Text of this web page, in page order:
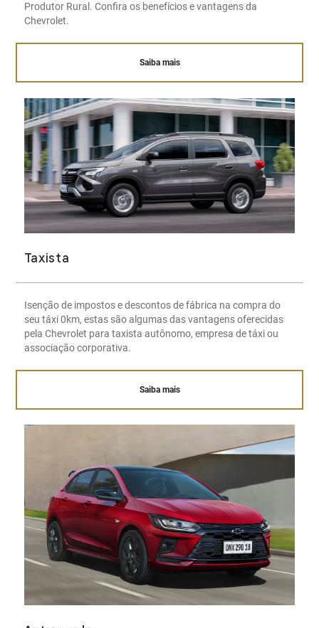
Produtor Rural. Confira os benefícios e vantagens da
Chevrolet.
Saiba mais
Taxista
Isenção de impostos e descontos de fábrica na compra do
seu táxi 0km, estas são algumas das vantagens oferecidas
pela Chevrolet para taxista autônomo, empresa de táxi ou
associação corporativa.
Saiba mais